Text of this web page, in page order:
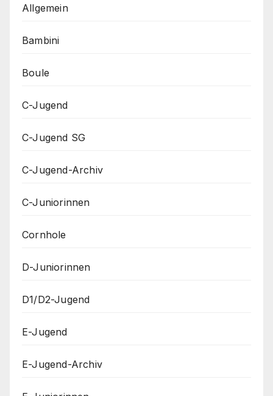
Allgemein
Bambini
Boule
C-Jugend
C-Jugend SG
C-Jugend-Archiv
C-Juniorinnen
Cornhole
D-Juniorinnen
D1/D2-Jugend
E-Jugend
E-Jugend-Archiv